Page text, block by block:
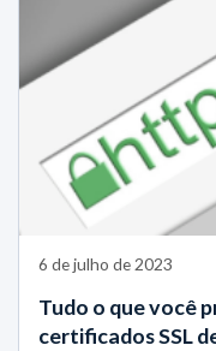
6 de julho de 2023
Tudo o que você
certificados SSL